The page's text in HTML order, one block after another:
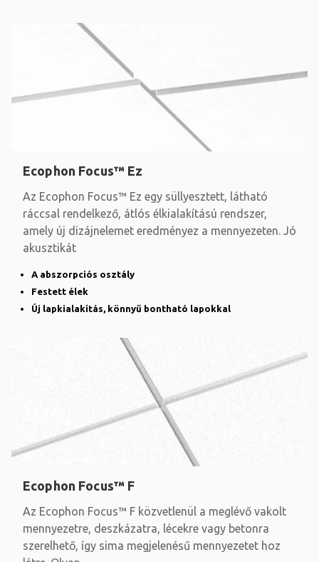
Ecophon Focus™ Ez
Az Ecophon Focus™ Ez egy süllyesztett, látható
ráccsal rendelkező, átlós élkialakítású rendszer,
amely új dizájnelemet eredményez a mennyezeten. Jó
akusztikát
A abszorpciós osztály
Festett élek
Új lapkialakítás, könnyű bontható lapokkal
Ecophon Focus™ F
Az Ecophon Focus™ F közvetlenül a meglévő vakolt
mennyezetre, deszkázatra, lécekre vagy betonra
szerelhető, így sima megjelenésű mennyezetet hoz